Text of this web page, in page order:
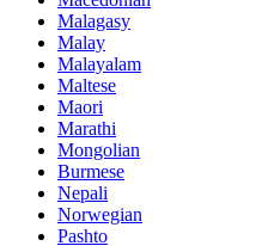
Malagasy
Malay
Malayalam
Maltese
Maori
Marathi
Mongolian
Burmese
Nepali
Norwegian
Pashto